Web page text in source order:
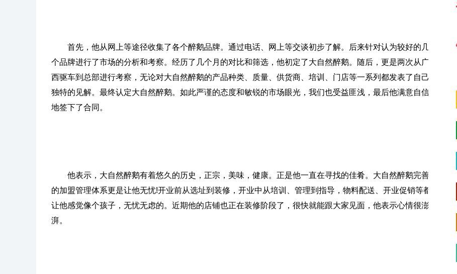
首先，他从网上等途径收集了各个醉鹅品牌。通过电话、网上等交谈初步了解。后来针对认为较好的几
个品牌进行了市场的分析和考察。经历了几个月的对比和筛选，他初定了大自然醉鹅。随后，更是两次从广
西驱车到总部进行考察，无论对大自然醉鹅的产品种类、质量、供货商、培训、门店等一系列都发表了自己
独特的见解。最终认定大自然醉鹅。如此严谨的态度和敏锐的市场眼光，我们也受益匪浅，最后他满意自信
地签下了合同。
他表示，大自然醉鹅有着悠久的历史，正宗，美味，健康。正是他一直在寻找的佳肴。大自然醉鹅完善
的加盟管理体系更是让他无忧!开业前从选址到装修，开业中从培训、管理到指导，物料配送、开业促销等都
让他感觉像个孩子，无忧无虑的。近期他的店铺也正在装修阶段了，很快就能跟大家见面，他表示心情很澎
湃。